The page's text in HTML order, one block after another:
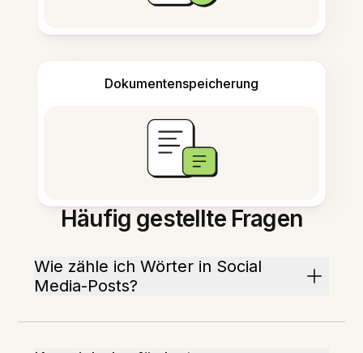
Dokumentenspeicherung
Häufig gestellte Fragen
Wie zähle ich Wörter in Social
Media-Posts?